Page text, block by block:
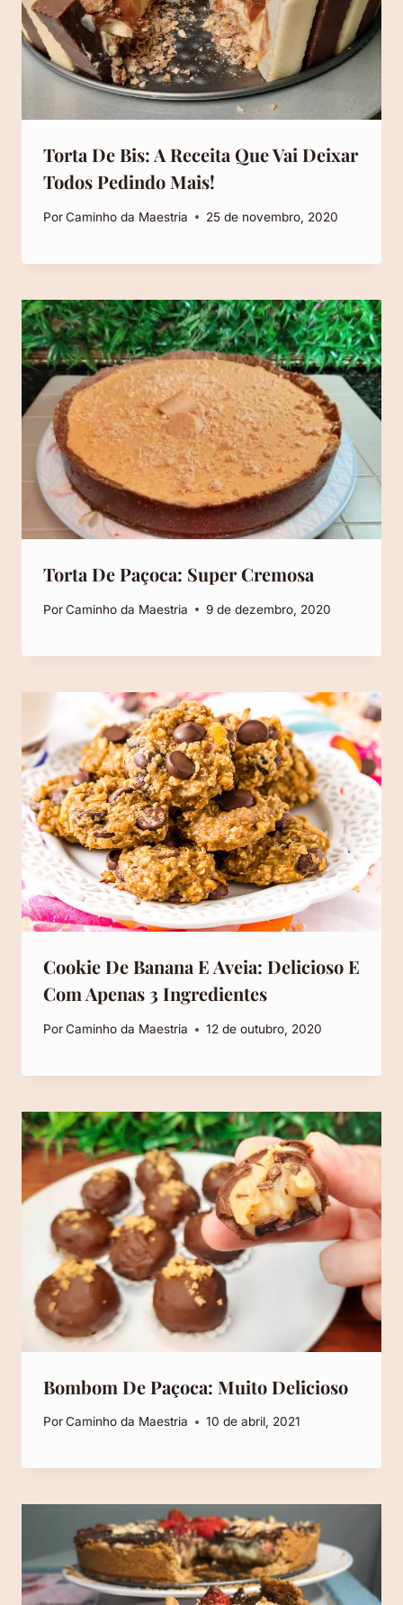
Torta De Bis: A Receita Que Vai Deixar
Todos Pedindo Mais!
PorCaminho da Maestria 25 de novembro, 2020
Torta De Paçoca: Super Cremosa
PorCaminho da Maestria 9 de dezembro, 2020
Cookie De Banana E Aveia: Delicioso E
Com Apenas 3 Ingredientes
PorCaminho da Maestria 12 de outubro, 2020
Bombom De Paçoca: Muito Delicioso
PorCaminho da Maestria 10 de abril, 2021